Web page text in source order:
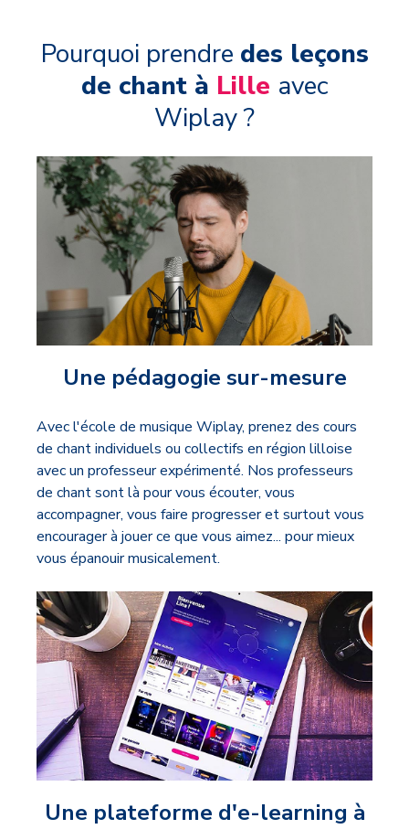
Pourquoi prendre des leçons
de chant à Lille avec
Wiplay ?
Une pédagogie sur-mesure
Avec l'école de musique Wiplay, prenez des cours
de chant individuels ou collectifs en région lilloise
avec un professeur expérimenté. Nos professeurs
de chant sont là pour vous écouter, vous
accompagner, vous faire progresser et surtout vous
encourager à jouer ce que vous aimez... pour mieux
vous épanouir musicalement.
Une plateforme d'e-learning à